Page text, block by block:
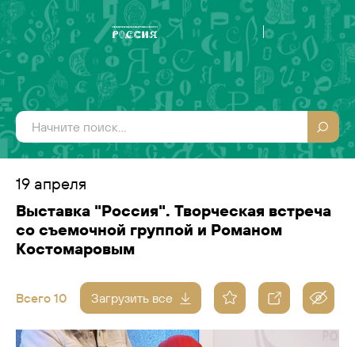
19 апреля
Выставка "Россия". Творческая встреча
со съемочной группой и Романом
Костомаровым
Всего 10 Загрузить все